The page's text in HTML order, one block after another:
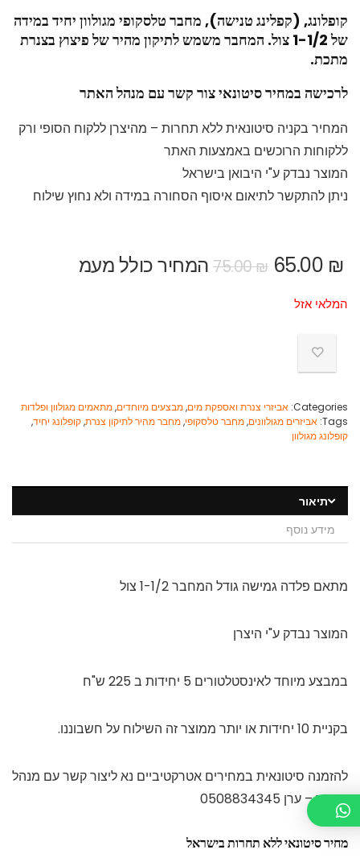
קופלונג, (קפלינג טנישה), מחבר טלסקופי מגולוון יחיד במידה
של 1-1/2 צול.
המחבר משמש לתיקון מהיר של פיצוץ בצנרת
מתכת.
לרכישה במחיר סיטונאי צור קשר עם מנהל האתר
המחיר בקניה סיטונאית ללא תחרות – מהיצרן ללקוח הסופי ורק
ללקוחות הרוכשים באמצעות האתר
המוצר נבדק ע"י היבואן בישראל
ניתן להתקשר לתיאום איסוף הסחורה במידה ולא נחוץ שילוח
75.00₪ 65.00 ₪ המחיר כולל מעמ
המלאי אזל
Categories: אביזרי צנרת ואספקת מים,מבצעים מיוחדים,מתאמים מגולוון ופלדות
Tags: אביזרים מגולוונים,מחבר טלסקופי,מחבר מהיר לתיקון צנרת,קופלונג יחיד,
קופלונג מגולוון
תיאור
מידע נוסף
מתאם פלדה גמישה גודל המחבר 1-1/2 צול
המוצר נבדק ע"י היצרן
במבצע מיוחד לאינסטלטורים 5 יחידות ב 225 ש"ח
בקניית 10 יחידות או יותר ממוצר זה השילוח על חשבוננו.
להזמנה סיטונאית במחירים אטרקטיביים נא ליצור קשר עם מנהל
האתר – ערן 0508834345
מחיר סיטונאי ללא תחרות בישראל